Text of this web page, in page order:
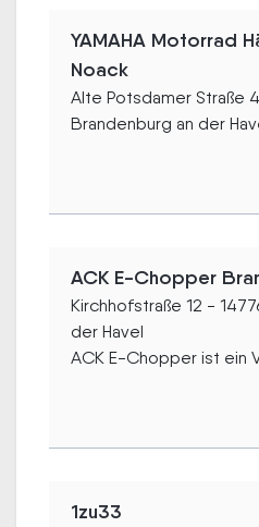
YAMAHA Motorrad
Noack
Alte Potsdamer Straße
Brandenburg an der
ACK E-Chopper
Kirchhofstraße 12 -
der Havel
ACK E-Chopper ist ein
1zu33